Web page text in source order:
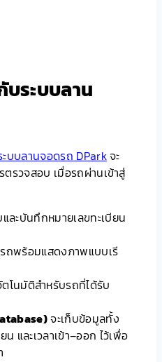
บระบบลาน
ะบบลานจอดรถ DParkจะ
ตรวจสอบ เมื่อรถผ่านเข้าสู่
ละบันทึกหมายเลขทะเบียน
ถพร้อมแสดงภาพแบบเรี
โนมัติสำหรับรถที่ได้รับ
จะเก็บข้อมูลทั้ง
และเวลาเข้า–ออก ไว้เพื่อ